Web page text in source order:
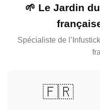
🌱 Le Jardin
Spécialiste de
🇫🇷